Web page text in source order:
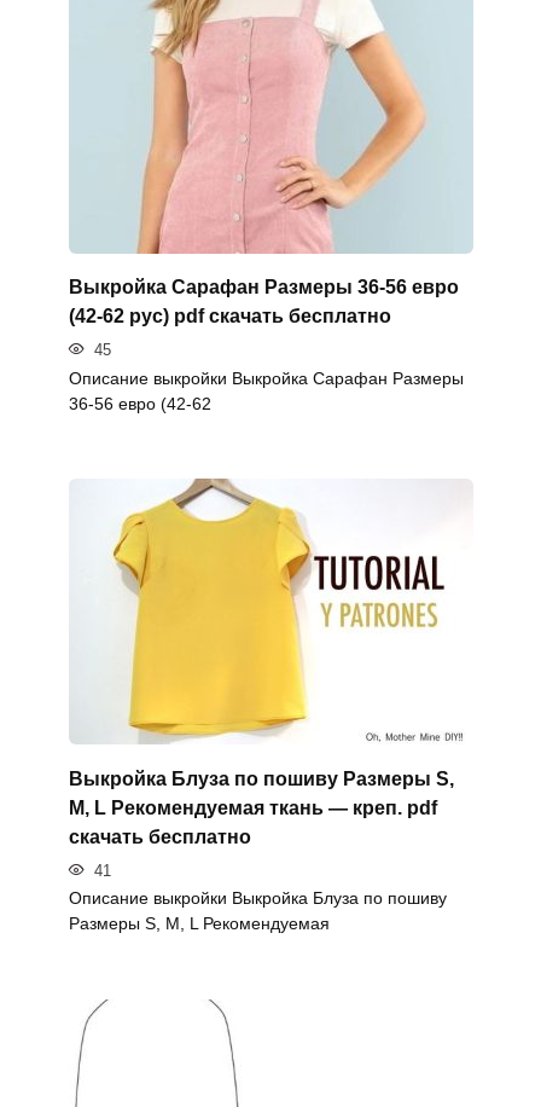
Выкройка Сарафан Размеры 36-56 евро
(42-62 рус) pdf скачать бесплатно
45
Описание выкройки Выкройка Сарафан Размеры
36-56 евро (42-62
Выкройка Блуза по пошиву Размеры S,
M, L Рекомендуемая ткань — креп. pdf
скачать бесплатно
41
Описание выкройки Выкройка Блуза по пошиву
Размеры S, M, L Рекомендуемая